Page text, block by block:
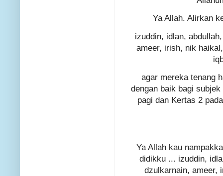
Ya Allah. Alirkan
izuddin, idlan,
ameer, irish, nik
agar mereka tenang
dengan baik bagi
pagi dan Kertas 2
Ya Allah kau
didikku ... izuddin,
dzulkarnain, ameer,